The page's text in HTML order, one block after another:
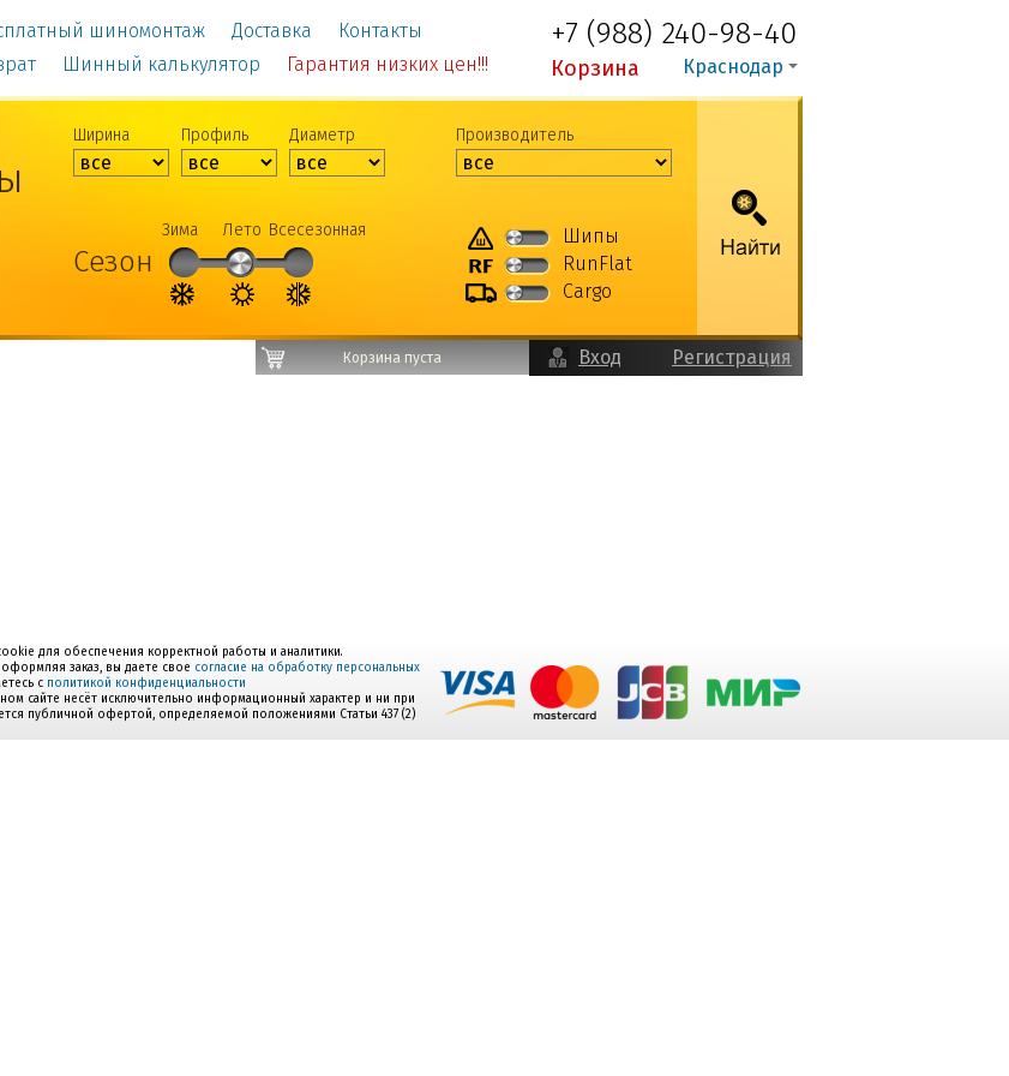
шиномонтаж Доставка
Контакты
Шинный калькулятор Гарантия низких цен!!!
+7 (988) 240-98-40
Корзина Краснодар
Ширина Профиль Диаметр Производитель
Сезон
Зима Лето Всесезонная
Шипы
RunFlat
Cargo
Вход Регистрация
Корзина пуста
для обеспечения корректной работы и аналитики.
заказ, вы даете свое согласие на обработку персональных
с политикой конфиденциальности
сайте несёт исключительно информационный характер и ни при
публичной офертой, определяемой положениями Статьи 437 (2)